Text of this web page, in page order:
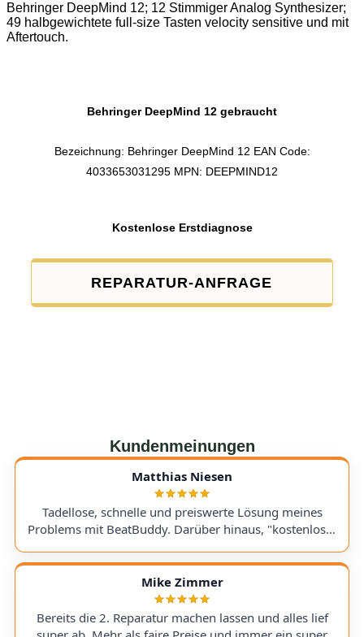
Behringer DeepMind 12; 12 Stimmiger Analog Synthesizer;
49 halbgewichtete full-size Tasten velocity sensitive und mit
Aftertouch.
Behringer DeepMind 12 gebraucht
Bezeichnung: Behringer DeepMind 12 EAN Code:
4033653031295 MPN: DEEPMIND12
Kostenlose Erstdiagnose
REPARATUR-ANFRAGE
Kundenmeinungen
Matthias Niesen
Tadellose, schnelle und preiswerte Lösung meines
Problems mit BeatBuddy. Darüber hinaus, "kostenloser
bringe. Kommunikation lief hervorragend und die
Rücksendung meines Gerätes ging schnell und
einwandfrei. Ich kann AudioTechniker.de
uneingeschränkt empfehlen. Schön, dass es so etwas
noch gibt! A flawless, fast, and affordable solution to
Mike Zimmer
Bereits die 2. Reparatur machen lassen und alles lief